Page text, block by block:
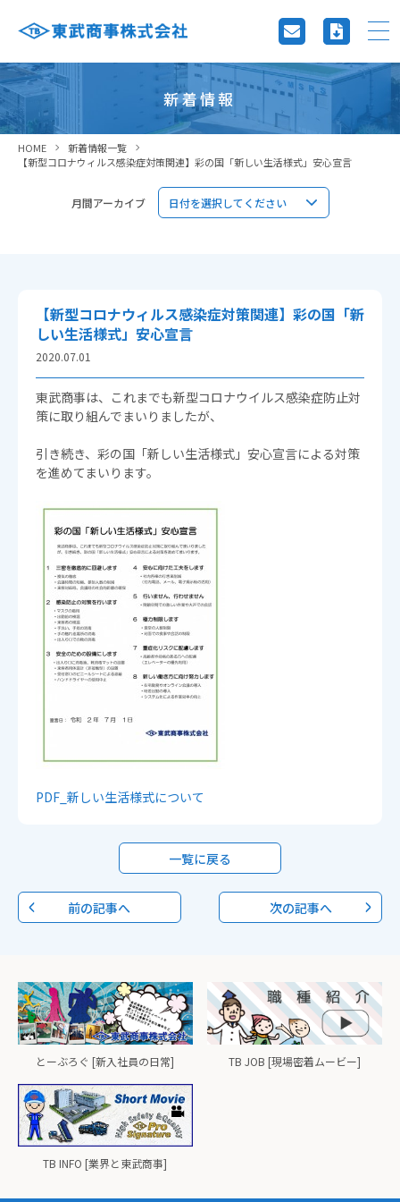
新着情報
HOME
新着情報一覧
【新型コロナウィルス感染症対策関連】彩の国「新しい生活様式」安心宣言
月間アーカイブ
【新型コロナウィルス感染症対策関連】彩の国「新
しい生活様式」安心宣言
2020.07.01
東武商事は、これまでも新型コロナウイルス感染症防止対
策に取り組んでまいりましたが、
引き続き、彩の国「新しい生活様式」安心宣言による対策
を進めてまいります。
PDF_新しい生活様式について
一覧に戻る
前の記事へ 次の記事へ
とーぶろぐ [新入社員の日常] TB JOB [現場密着ムービー]
TB INFO [業界と東武商事]